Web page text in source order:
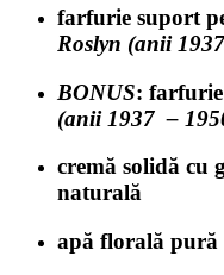
farfurie suport
Roslyn (anii
BONUS:
(anii 1937 –
cremă solidă cu
naturală
apă florală pură